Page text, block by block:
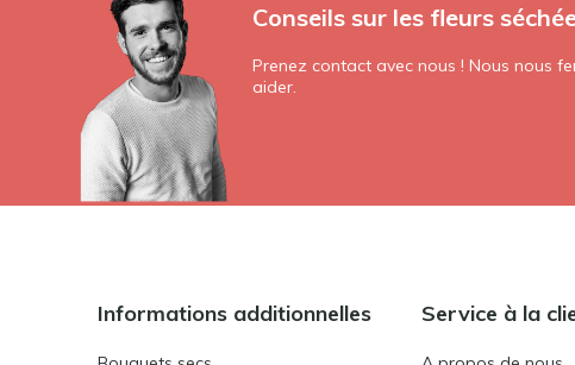
Conseils sur les fleurs
Prenez contact avec nous ! Nous nous
aider.
Informations additionnelles Service à la